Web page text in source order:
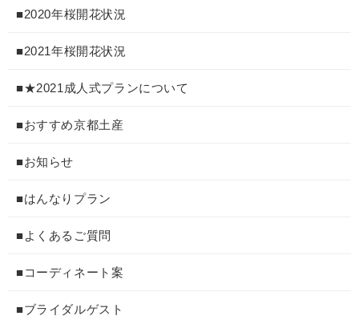
■2020年桜開花状況
■2021年桜開花状況
■★2021成人式プランについて
■おすすめ京都土産
■お知らせ
■はんなりプラン
■よくあるご質問
■コーディネート案
■ブライダルゲスト